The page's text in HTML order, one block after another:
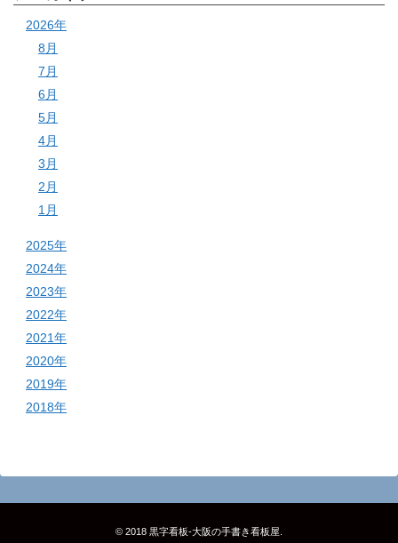
2026年
8月
7月
6月
5月
4月
3月
2月
1月
2025年
2024年
2023年
2022年
2021年
2020年
2019年
2018年
© 2018 黒字看板‐大阪の手書き看板屋